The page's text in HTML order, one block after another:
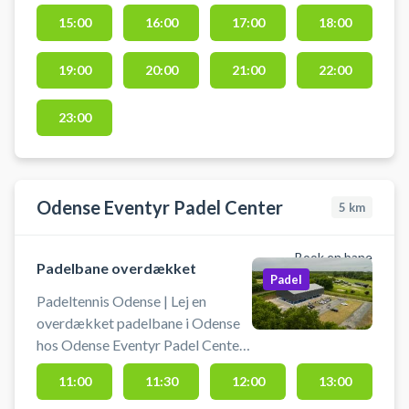
padel i Odense udendørs under
åben himmel. Padelbat kan lejes
og bolde kan købes i
golfklubbens forhal.
Padelbanerne er beliggende i det
naturskønne område Hollufgård
ved Odense SØ, og du finder gratis
parkering lige ved padelbanen.
15:00 16:00 17:00 18:00
19:00 20:00 21:00 22:00
23:00
Odense Eventyr Padel Center 5 km
Book en bane
Padelbane overdækket
Padeltennis Odense | Lej en
overdækket padelbane i Odense
hos Odense Eventyr Padel Center.
Book din padelbane og spil padel
tennis i Odense på en overdækket
Padel
11:00 11:30 12:00 13:00